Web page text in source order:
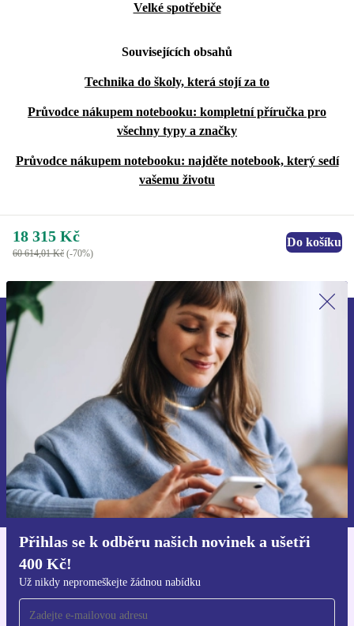
Velké spotřebiče
Souvisejících obsahů
Technika do školy, která stojí za to
Průvodce nákupem notebooku: kompletní příručka pro
všechny typy a značky
Průvodce nákupem notebooku: najděte notebook, který sedí
vašemu životu
18 315 Kč
60 614,01 Kč (-70%)
Do košíku
Přihlas se k odběru našich novinek a ušetři
400 Kč!
Už nikdy nepromeškejte žádnou nabídku
Přihlas se k odběru našich novinek a
ušetři 400 Kč!
Už nikdy nepromeškej žádnou nabídku.
Chci voucher
Informace o použití osobních údajů najdeš v našich
Zásadách ochrany osobních údajů.
Pro iOS a Android